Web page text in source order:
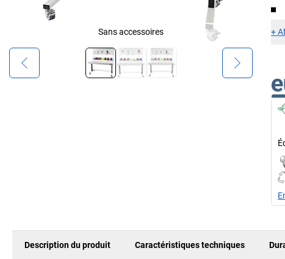
+
Sans accessoires
Description du produit Caractéristiques techniques